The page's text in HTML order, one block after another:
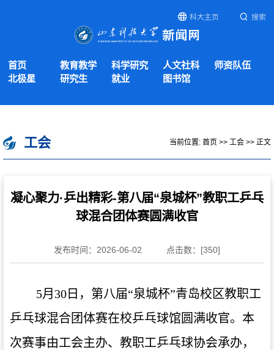
科大主页 搜索
首页 教育教学 科学研究 人文社科
师资队伍
北极星
研究生 就业 图书馆
工会 当前位置: 首页 >> 工会 >> 正文
凝心聚力·乒出精彩-第八届“泉城杯”教职工乒乓
球混合团体赛圆满收官
发布时间：2026-06-02 点击数：[350]
5月30日，第八届“泉城杯”青岛校区教职工
乒乓球混合团体赛在校乒乓球馆圆满收官。本
次赛事由工会主办、教职工乒乓球协会承办，